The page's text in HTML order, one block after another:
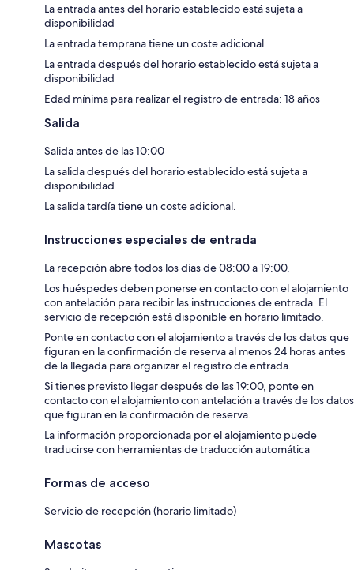
La entrada antes del horario establecido está sujeta a
disponibilidad
La entrada temprana tiene un coste adicional.
La entrada después del horario establecido está sujeta a
disponibilidad
Edad mínima para realizar el registro de entrada: 18 años
Salida
Salida antes de las 10:00
La salida después del horario establecido está sujeta a
disponibilidad
La salida tardía tiene un coste adicional.
Instrucciones especiales de entrada
La recepción abre todos los días de 08:00 a 19:00.
Los huéspedes deben ponerse en contacto con el alojamiento
con antelación para recibir las instrucciones de entrada. El
servicio de recepción está disponible en horario limitado.
Ponte en contacto con el alojamiento a través de los datos que
figuran en la confirmación de reserva al menos 24 horas antes
de la llegada para organizar el registro de entrada.
Si tienes previsto llegar después de las 19:00, ponte en
contacto con el alojamiento con antelación a través de los datos
que figuran en la confirmación de reserva.
La información proporcionada por el alojamiento puede
traducirse con herramientas de traducción automática
Formas de acceso
Servicio de recepción (horario limitado)
Mascotas